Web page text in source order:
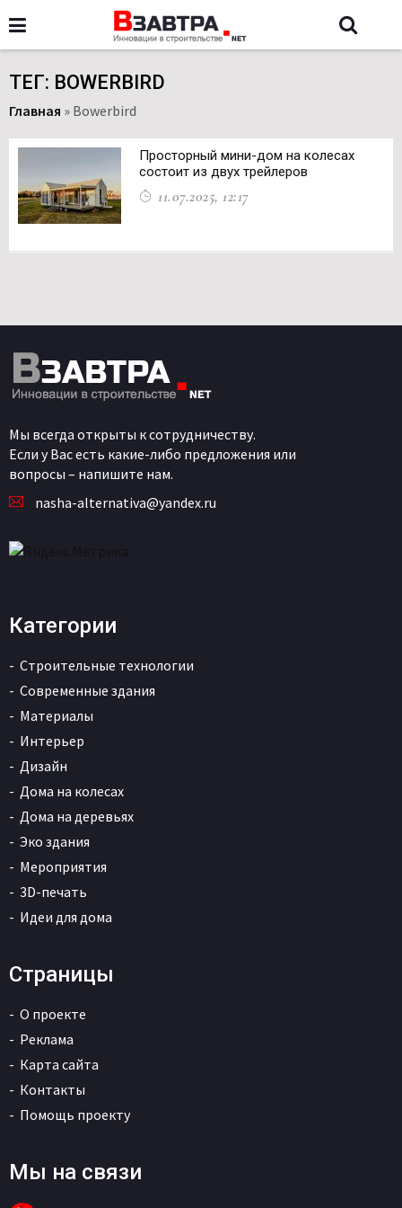
ТЕГ: BOWERBIRD
Главная » Bowerbird
Просторный мини-дом на колесах
состоит из двух трейлеров
11.07.2025, 12:17
Мы всегда открыты к сотрудничеству.
Если у Вас есть какие-либо предложения или
вопросы – напишите нам.
nasha-alternativa@yandex.ru
Категории
Строительные технологии
Современные здания
Материалы
Интерьер
Дизайн
Дома на колесах
Дома на деревьях
Эко здания
Мероприятия
3D-печать
Идеи для дома
Страницы
О проекте
Реклама
Карта сайта
Контакты
Помощь проекту
Мы на связи